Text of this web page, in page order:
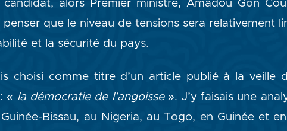
alors Premier ministre, Amadou Gon
penser que le niveau de tensions sera relativement
et la sécurité du pays.
choisi comme titre d’un article publié à la veille
:« la démocratie de l’angoisse». J’y faisais une
Bissau, au Nigeria, au Togo, en Guinée et